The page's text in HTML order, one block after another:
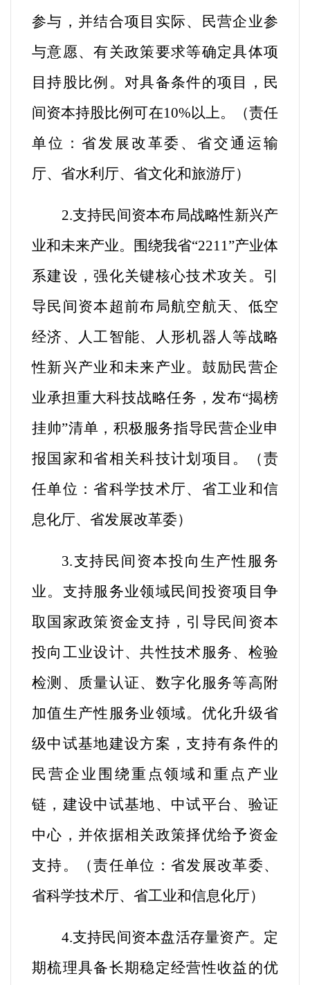
参与，并结合项目实际、民营企业参
与意愿、有关政策要求等确定具体项
目持股比例。对具备条件的项目，民
间资本持股比例可在10%以上。
（责任
单位：省发展改革委、省交通运输
厅、省水利厅、省文化和旅游厅）
2.支持民间资本布局战略性新兴产
业和未来产业。
围绕我省“2211”产业体
系建设，强化关键核心技术攻关。引
导民间资本超前布局航空航天、低空
经济、人工智能、人形机器人等战略
性新兴产业和未来产业。鼓励民营企
业承担重大科技战略任务，发布“揭榜
挂帅”清单，积极服务指导民营企业申
报国家和省相关科技计划项目。
（责
任单位：省科学技术厅、省工业和信
息化厅、省发展改革委）
3.支持民间资本投向生产性服务
业。 支持服务业领域民间投资项目争
取国家政策资金支持，引导民间资本
投向工业设计、共性技术服务、检验
检测、质量认证、数字化服务等高附
加值生产性服务业领域。 优化升级省
级中试基地建设方案，支持有条件的
民营企业围绕重点领域和重点产业
链，建设中试基地、中试平台、验证
中心，并依据相关政策择优给予资金
支持。
（责任单位：省发展改革委、
省科学技术厅、省工业和信息化厅）
4.支持民间资本盘活存量资产。 定
期梳理具备长期稳定经营性收益的优